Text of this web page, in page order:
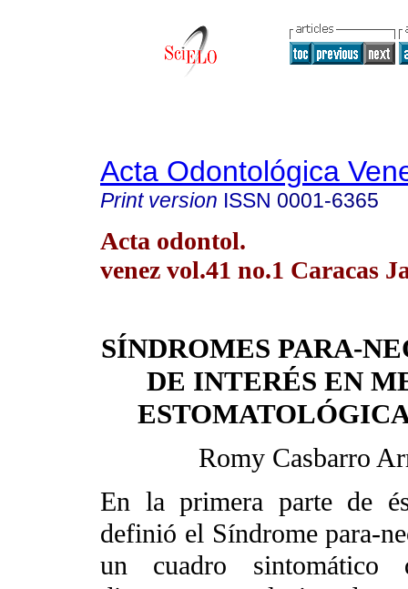
Acta Odontológica
Print version ISSN 0001-6365
Acta odontol.
venez vol.41 no.1 Caracas
SÍNDROMES PARA-
DE INTERÉS EN
Romy Casbarro
En la primera parte de
definió el Síndrome para-
un cuadro sintomático